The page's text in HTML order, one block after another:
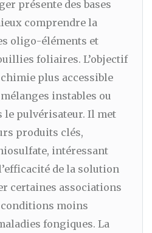
présente des bases
comprendre la
oligo-éléments et
foliaires. L’objectif
plus accessible
instables ou
le pulvérisateur. Il met
produits clés,
intéressant
de la solution
certaines associations
moins
fongiques. La